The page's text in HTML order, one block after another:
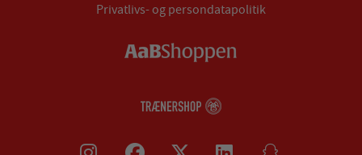
Privatlivs- og persondatapolitik